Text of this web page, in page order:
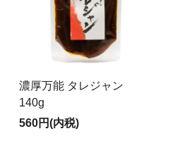
濃厚万能 タレジャン
140g
560円(内税)